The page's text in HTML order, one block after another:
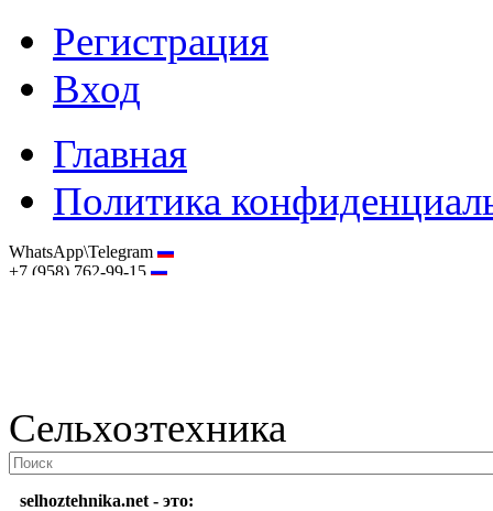
Регистрация
Вход
Главная
Политика
WhatsApp\Telegram
+7 (958) 762-99-15
Сельхозтехника
selhoztehnika.net - это: